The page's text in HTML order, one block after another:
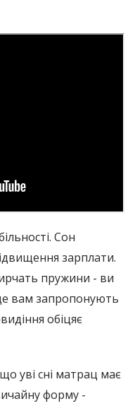
Сон
зарплати.
пружини - ви
вам запропонують
обіцяє
уві сні матрац має
форму -